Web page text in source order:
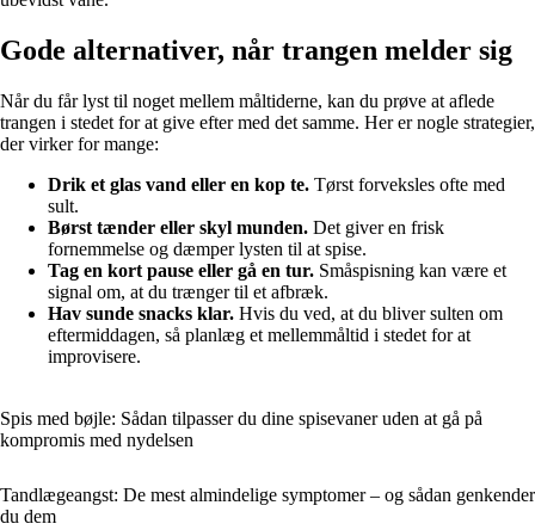
Gode alternativer, når trangen melder sig
Når du får lyst til noget mellem måltiderne, kan du prøve at aflede
trangen i stedet for at give efter med det samme. Her er nogle strategier,
der virker for mange:
Drik et glas vand eller en kop te. Tørst forveksles ofte med
sult.
Børst tænder eller skyl munden. Det giver en frisk
fornemmelse og dæmper lysten til at spise.
Tag en kort pause eller gå en tur. Småspisning kan være et
signal om, at du trænger til et afbræk.
Hav sunde snacks klar. Hvis du ved, at du bliver sulten om
eftermiddagen, så planlæg et mellemmåltid i stedet for at
improvisere.
Spis med bøjle: Sådan tilpasser du dine spisevaner uden at gå på
kompromis med nydelsen
Tandlægeangst: De mest almindelige symptomer – og sådan genkender
du dem